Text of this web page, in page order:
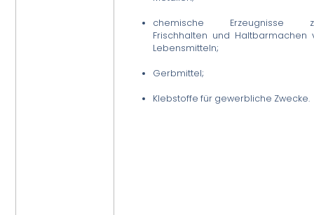
chemische Erzeugnisse
Frischhalten und Haltbarmachen
Lebensmitteln;
Gerbmittel;
Klebstoffe für gewerbliche Zwecke.